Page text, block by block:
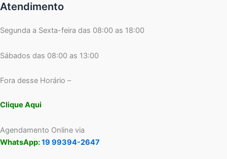
Atendimento
Segunda a Sexta-feira das 08:00 as 18:00
Sábados das 08:00 as 13:00
Fora desse Horário –
Clique Aqui
Agendamento Online via
WhatsApp:19 99394-2647